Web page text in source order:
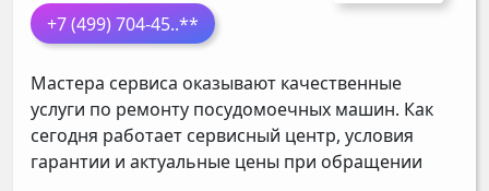
+7 (499) 704-45..**
Мастера сервиса оказывают качественные
услуги по ремонту посудомоечных машин. Как
сегодня работает сервисный центр, условия
гарантии и актуальные цены при обращении